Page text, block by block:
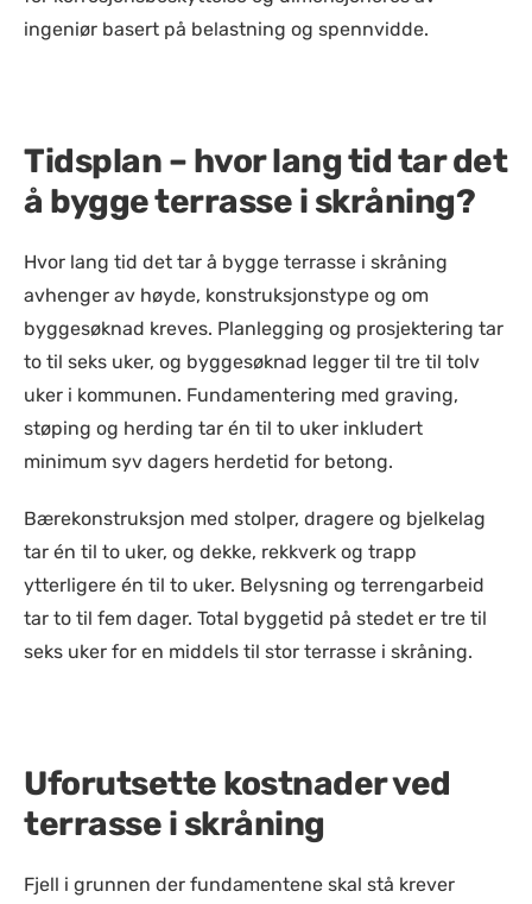
ingeniør basert på belastning og spennvidde.
Tidsplan – hvor lang tid tar det
å bygge terrasse i skråning?
Hvor lang tid det tar å bygge terrasse i skråning
avhenger av høyde, konstruksjonstype og om
byggesøknad kreves. Planlegging og prosjektering tar
to til seks uker, og byggesøknad legger til tre til tolv
uker i kommunen. Fundamentering med graving,
støping og herding tar én til to uker inkludert
minimum syv dagers herdetid for betong.
Bærekonstruksjon med stolper, dragere og bjelkelag
tar én til to uker, og dekke, rekkverk og trapp
ytterligere én til to uker. Belysning og terrengarbeid
tar to til fem dager. Total byggetid på stedet er tre til
seks uker for en middels til stor terrasse i skråning.
Uforutsette kostnader ved
terrasse i skråning
Fjell i grunnen der fundamentene skal stå krever